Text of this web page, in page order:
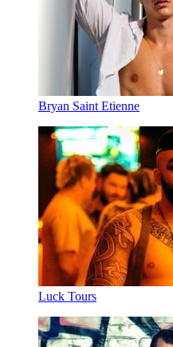
Bryan Saint Etienne
Luck Tours